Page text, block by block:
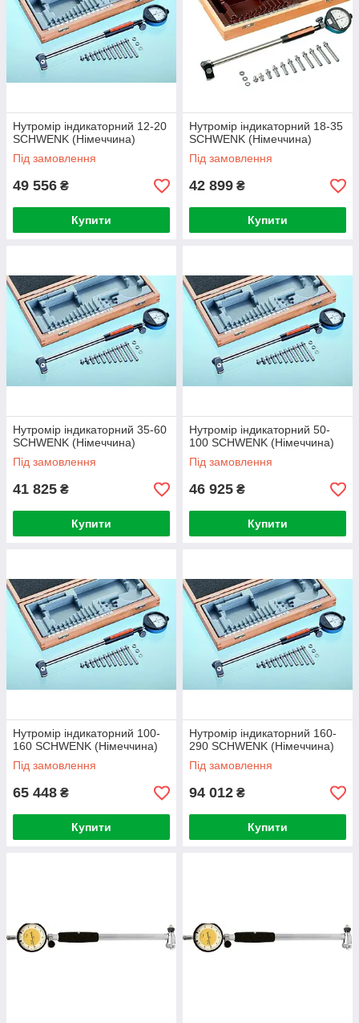
Нутромір індикаторний 12-20
SCHWENK (Німеччина)
Під замовлення
49 556 ₴
Купити
Нутромір індикаторний 18-35
SCHWENK (Німеччина)
Під замовлення
42 899 ₴
Купити
Нутромір індикаторний 35-60
SCHWENK (Німеччина)
Під замовлення
41 825 ₴
Купити
Нутромір індикаторний 50-
100 SCHWENK (Німеччина)
Під замовлення
46 925 ₴
Купити
Нутромір індикаторний 100-
160 SCHWENK (Німеччина)
Під замовлення
65 448 ₴
Купити
Нутромір індикаторний 160-
290 SCHWENK (Німеччина)
Під замовлення
94 012 ₴
Купити